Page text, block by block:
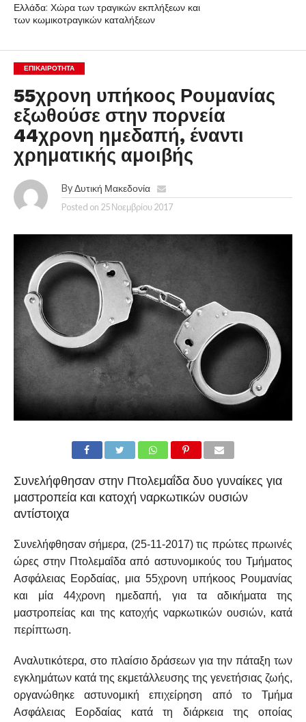
Ελλάδα: Χώρα των τραγικών εκπλήξεων και
των κωμικοτραγικών καταλήξεων
ΕΠΙΚΑΙΡΟΤΗΤΑ
55χρονη υπήκοος Ρουμανίας
εξωθούσε στην πορνεία
44χρονη ημεδαπή, έναντι
χρηματικής αμοιβής
By Δυτική Μακεδονία
Posted on 25 Νοεμβρίου 2017
Συνελήφθησαν στην Πτολεμαΐδα δυο γυναίκες για
μαστροπεία και κατοχή ναρκωτικών ουσιών
αντίστοιχα
Συνελήφθησαν σήμερα, (25-11-2017) τις πρώτες πρωινές
ώρες στην Πτολεμαΐδα από αστυνομικούς του Τμήματος
Ασφάλειας Εορδαίας, μια 55χρονη υπήκοος Ρουμανίας
και μία 44χρονη ημεδαπή, για τα αδικήματα της
μαστροπείας και της κατοχής ναρκωτικών ουσιών, κατά
περίπτωση.
Αναλυτικότερα, στο πλαίσιο δράσεων για την πάταξη των
εγκλημάτων κατά της εκμετάλλευσης της γενετήσιας ζωής,
οργανώθηκε αστυνομική επιχείρηση από το Τμήμα
Ασφάλειας Εορδαίας κατά τη διάρκεια της οποίας